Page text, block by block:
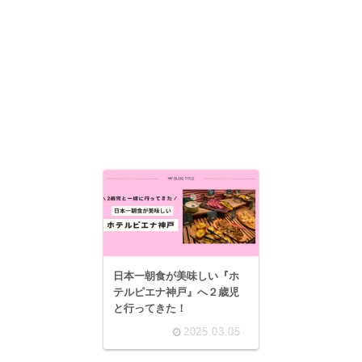
日本一朝食が美味しい『ホ
テルピエナ神戸』へ２歳児
と行ってきた！
2025.03.05